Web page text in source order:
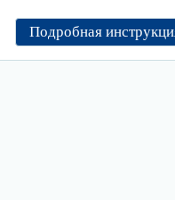
Подробная